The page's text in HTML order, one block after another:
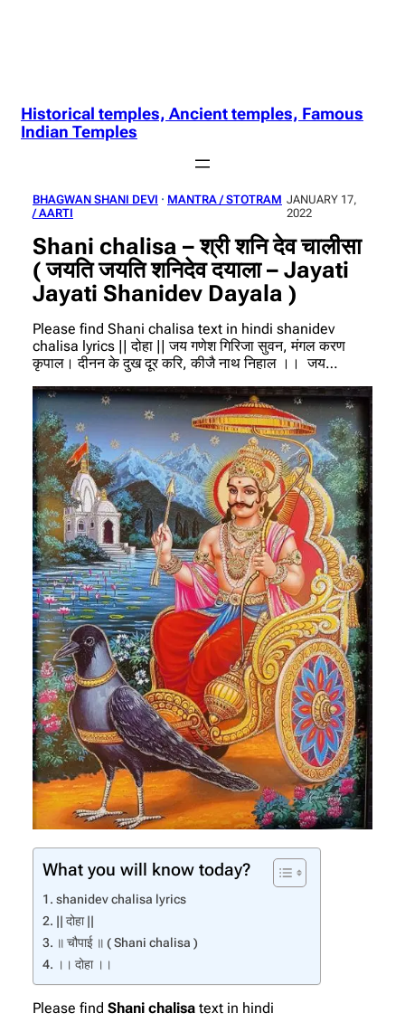
Historical temples, Ancient temples, Famous
Indian Temples
BHAGWAN SHANI DEVI · MANTRA / STOTRAM
/ AARTI
JANUARY 17,
2022
Shani chalisa – श्री शनि देव चालीसा
( जयति जयति शनिदेव दयाला – Jayati
Jayati Shanidev Dayala )
Please find Shani chalisa text in hindi shanidev
chalisa lyrics || दोहा || जय गणेश गिरिजा सुवन, मंगल करण
कृपाल। दीनन के दुख दूर करि, कीजै नाथ निहाल ।। जय…
What you will know today?
shanidev chalisa lyrics
|| दोहा ||
॥ चौपाई ॥ ( Shani chalisa )
।। दोहा ।।
Please find Shani chalisa text in hindi